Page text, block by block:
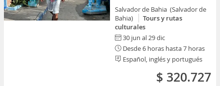
Salvador de Bahia (Salvador de
Bahia)
Tours y rutas
culturales
30 jun al 29 dic
Desde 6 horas hasta 7 horas
Español, inglés y portugués
$ 320.727